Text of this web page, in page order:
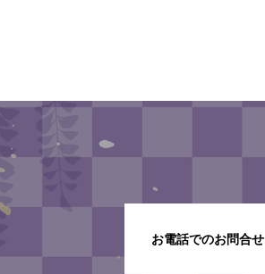
お電話でのお問合せ